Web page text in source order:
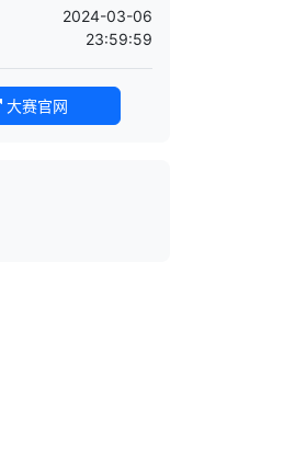
2024-03-06
23:59:59
大赛官网